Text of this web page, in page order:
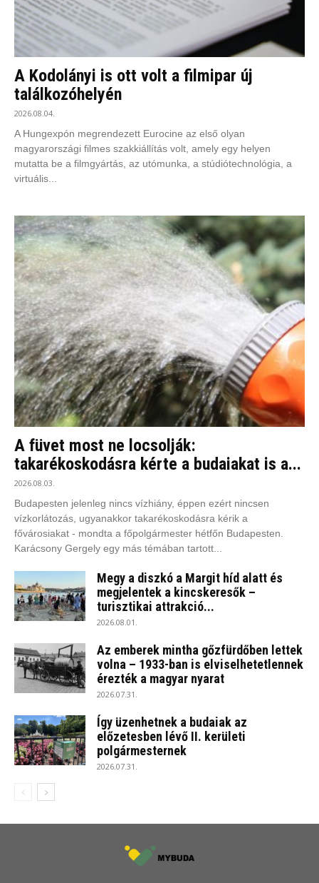
A Kodolányi is ott volt a filmipar új
találkozóhelyén
2026.08.04.
A Hungexpón megrendezett Eurocine az első olyan
magyarországi filmes szakkiállítás volt, amely egy helyen
mutatta be a filmgyártás, az utómunka, a stúdiótechnológia, a
virtuális...
A füvet most ne locsolják:
takarékoskodásra kérte a budaiakat is a...
2026.08.03.
Budapesten jelenleg nincs vízhiány, éppen ezért nincsen
vízkorlátozás, ugyanakkor takarékoskodásra kérik a
fővárosiakat - mondta a főpolgármester hétfőn Budapesten.
Karácsony Gergely egy más témában tartott...
Megy a diszkó a Margit híd alatt és
megjelentek a kincskeresők –
turisztikai attrakció...
2026.08.01.
Az emberek mintha gőzfürdőben lettek
volna – 1933-ban is elviselhetetlennek
érezték a magyar nyarat
2026.07.31.
Így üzenhetnek a budaiak az
előzetesben lévő II. kerületi
polgármesternek
2026.07.31.